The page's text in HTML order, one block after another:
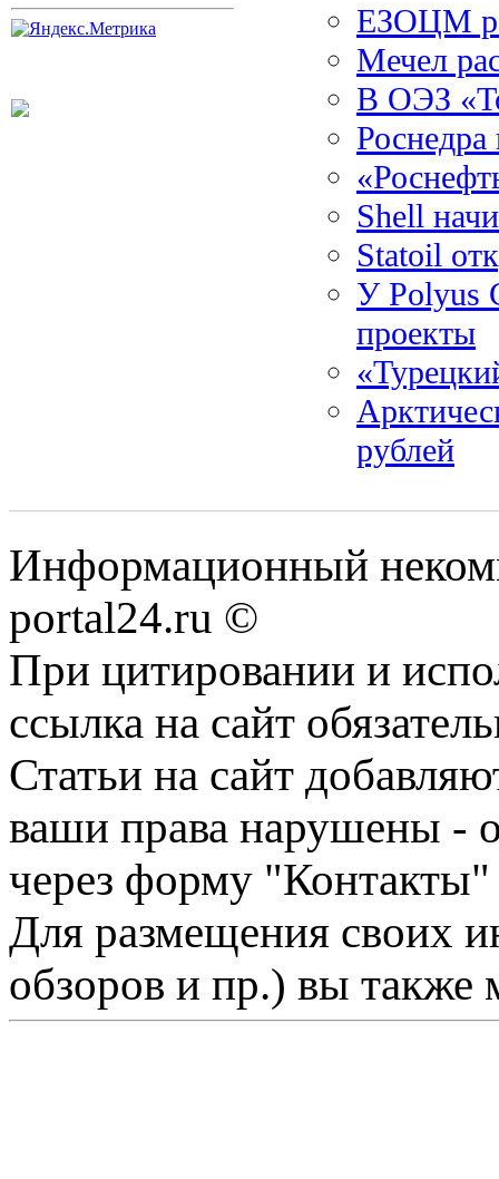
ЕЗОЦМ
Мечел
В ОЭЗ
Роснедра
Shell
Statoil
У Polyus
проекты
рублей
Информационный
portal24.ru ©
При цитировании и
ссылка на сайт
Статьи на сайт
ваши права нарушены -
через форму "Контакты"
Для размещения своих
обзоров и пр.) вы также